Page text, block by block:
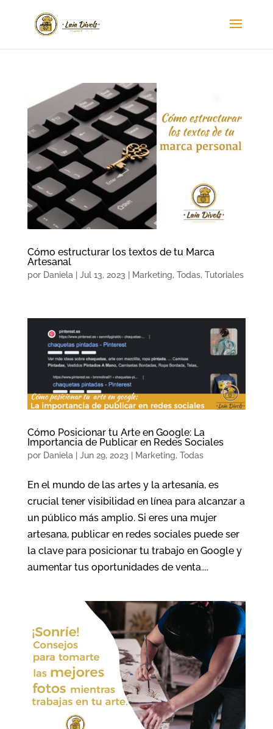
Cómo estructurar los textos de tu Marca
Artesanal
por Daniela Jul 13, 2023 Marketing, Todas, Tutoriales
Cómo Posicionar tu Arte en Google: La
Importancia de Publicar en Redes Sociales
por Daniela| Jun 29, 2023 Marketing, Todas
En el mundo de las artes y la artesanía, es
crucial tener visibilidad en línea para alcanzar a
un público más amplio. Si eres una mujer
artesana, publicar en redes sociales puede ser
la clave para posicionar tu trabajo en Google y
aumentar tus oportunidades de venta....